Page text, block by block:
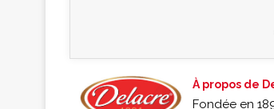
À propos de
Fondée en